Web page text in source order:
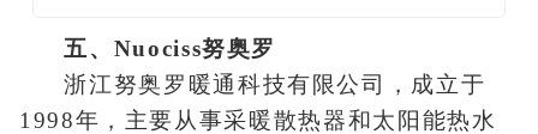
五、Nuociss努奥罗
浙江努奥罗暖通科技有限公司，成立于
1998年，主要从事采暖散热器和太阳能热水